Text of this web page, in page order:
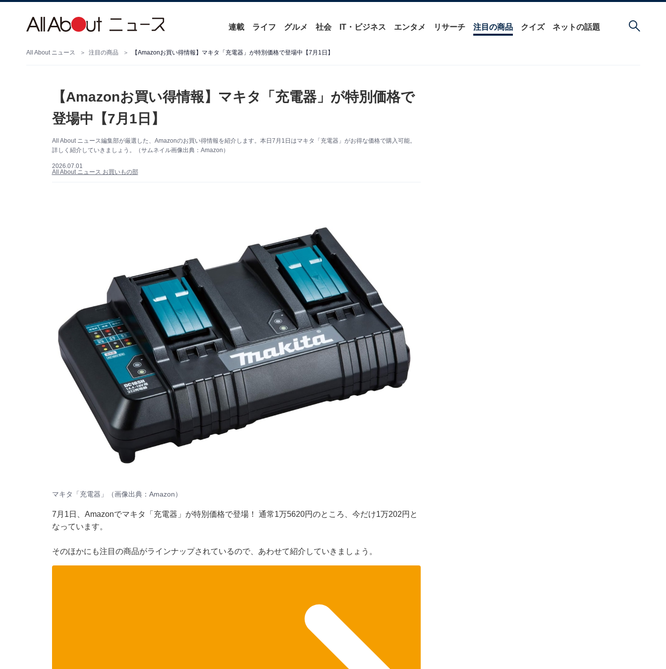
連載 ライフ グルメ 社会 IT・ビジネス エンタメ リサーチ 注目の商品 クイズ ネットの話題
All About ニュース 注目の商品 【Amazonお買い得情報】マキタ「充電器」が特別価格で登場中【7月1日】
【Amazonお買い得情報】マキタ「充電器」が特別価格で
登場中【7月1日】
All About ニュース編集部が厳選した、Amazonのお買い得情報を紹介します。本日7月1日はマキタ「充電器」がお得な価格で購入可能。
詳しく紹介していきましょう。（サムネイル画像出典：Amazon）
2026.07.01
All About ニュース お買いもの部
マキタ「充電器」（画像出典：Amazon）
7月1日、Amazonでマキタ「充電器」が特別価格で登場！ 通常1万5620円のところ、今だけ1万202円と
なっています。
そのほかにも注目の商品がラインナップされているので、あわせて紹介していきましょう。